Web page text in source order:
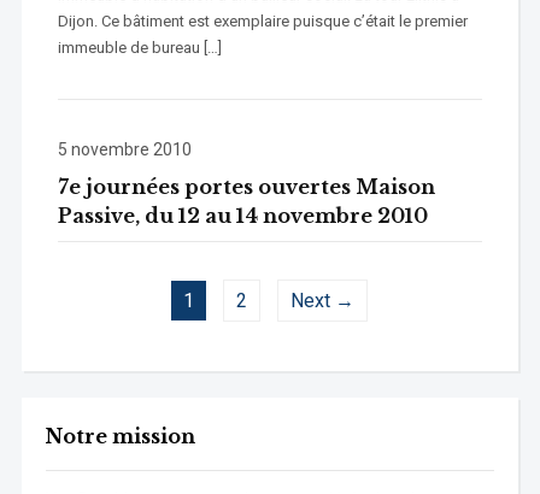
Notre mission
Dijon. Ce bâtiment est exemplaire puisque c’était le premier
immeuble de bureau […]
5 novembre 2010
7e journées portes ouvertes Maison
Passive, du 12 au 14 novembre 2010
1 2 Next →